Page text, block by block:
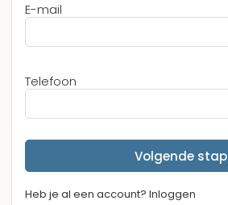
E-mail
Telefoon
Volgende stap
Heb je al een account? Inloggen